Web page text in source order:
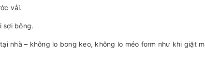
vải.
sợi bông.
nhà – không lo bong keo, không lo méo form như khi giặt